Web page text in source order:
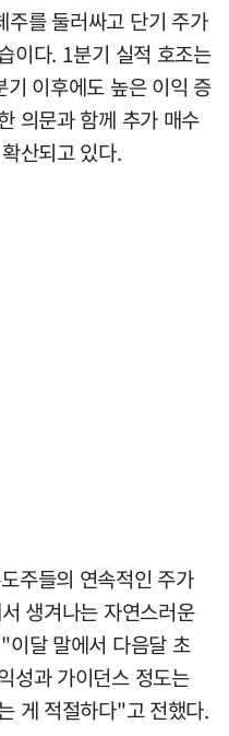
주를 둘러싸고 단기 주가
이다. 1분기 실적 호조는
이후에도 높은 이익 증
의문과 함께 추가 매수
산되고 있다.
주들의 연속적인 주가
생겨나는 자연스러운
달 말에서 다음달 초
성과 가이던스 정도는
게 적절하다"고 전했다.